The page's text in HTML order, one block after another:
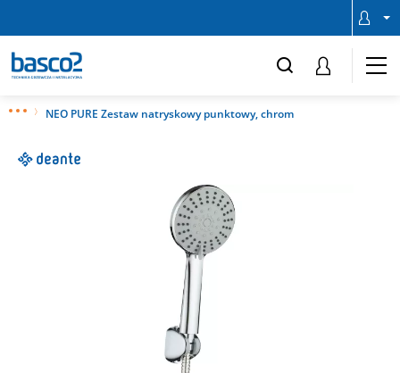
NEO PURE Zestaw natryskowy punktowy, chrom